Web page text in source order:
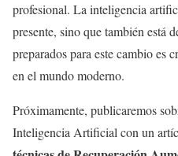
profesional. La inteligencia
presente, sino que también está
preparados para este cambio es
en el mundo moderno.
Próximamente, publicaremos
Inteligencia Artificial con un